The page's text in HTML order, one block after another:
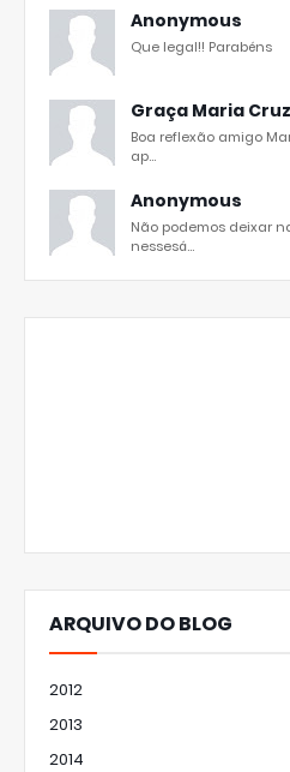
Anonymous
Que legal!! Parabéns
Graça Maria Cruz
Boa reflexão amigo
ap...
Anonymous
Não podemos deixar
nessesá...
ARQUIVO DO BLOG
2012
2013
2014